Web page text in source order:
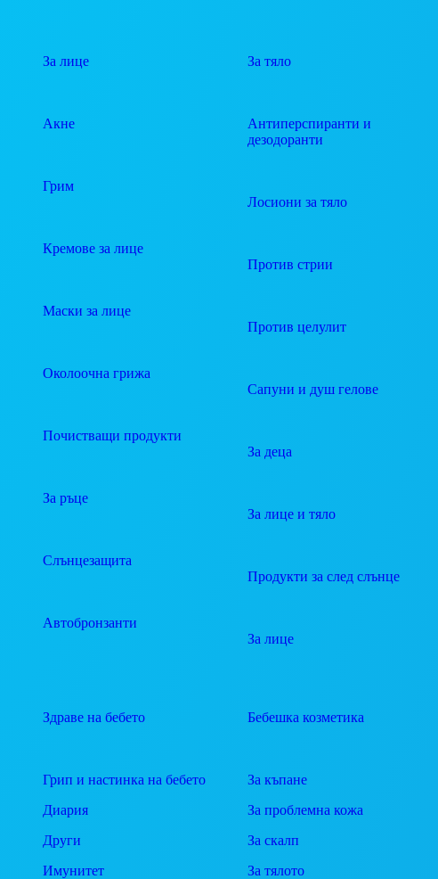
За лице
Акне
Грим
Кремове за лице
Маски за лице
Околоочна грижа
Почистващи продукти
За ръце
Слънцезащита
Автобронзанти
За тяло
Антиперспиранти и
дезодоранти
Лосиони за тяло
Против стрии
Против целулит
Сапуни и душ гелове
За деца
За лице и тяло
Продукти за след слънце
За лице
Здраве на бебето
Грип и настинка на бебето
Диария
Други
Имунитет
Бебешка козметика
За къпане
За проблемна кожа
За скалп
За тялото